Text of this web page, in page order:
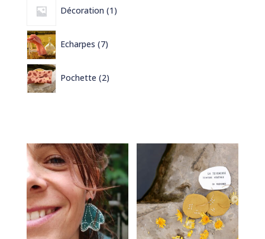
Décoration 1
produit
Echarpes 7
produits
Pochette 2
produits